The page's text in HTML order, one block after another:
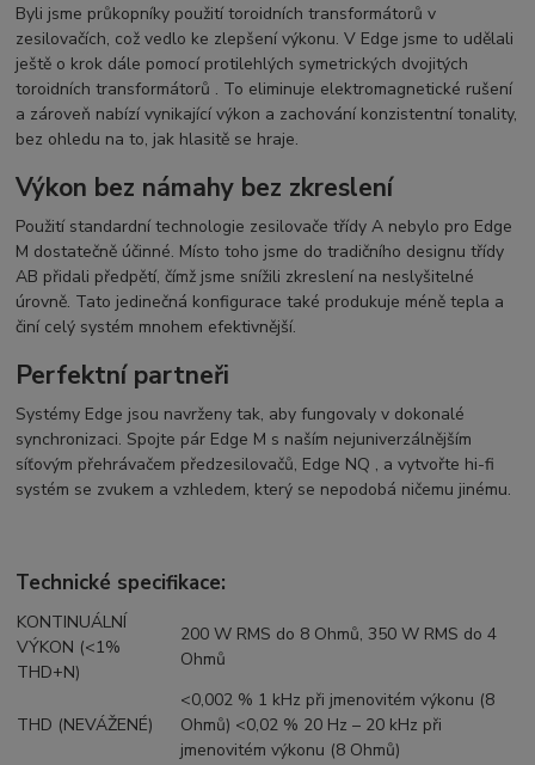
Byli jsme průkopníky použití toroidních transformátorů v
zesilovačích, což vedlo ke zlepšení výkonu. V Edge jsme to udělali
ještě o krok dále pomocí protilehlých symetrických dvojitých
toroidních transformátorů . To eliminuje elektromagnetické rušení
a zároveň nabízí vynikající výkon a zachování konzistentní tonality,
bez ohledu na to, jak hlasitě se hraje.
Výkon bez námahy bez zkreslení
Použití standardní technologie zesilovače třídy A nebylo pro Edge
M dostatečně účinné. Místo toho jsme do tradičního designu třídy
AB přidali předpětí, čímž jsme snížili zkreslení na neslyšitelné
úrovně. Tato jedinečná konfigurace také produkuje méně tepla a
činí celý systém mnohem efektivnější.
Perfektní partneři
Systémy Edge jsou navrženy tak, aby fungovaly v dokonalé
synchronizaci. Spojte pár Edge M s naším nejuniverzálnějším
síťovým přehrávačem předzesilovačů, Edge NQ , a vytvořte hi-fi
systém se zvukem a vzhledem, který se nepodobá ničemu jinému.
Technické specifikace:
KONTINUÁLNÍ
VÝKON (<1%
THD+N)
200 W RMS do 8 Ohmů, 350 W RMS do 4
Ohmů
THD (NEVÁŽENÉ)
<0,002 % 1 kHz při jmenovitém výkonu (8
Ohmů) <0,02 % 20 Hz – 20 kHz při
jmenovitém výkonu (8 Ohmů)